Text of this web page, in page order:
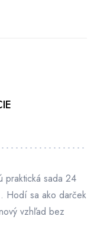
praktická sada 24
Hodí sa ako darček
vzhľad bez